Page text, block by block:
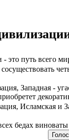
это путь всего
Западная -
Исламская и
бедах